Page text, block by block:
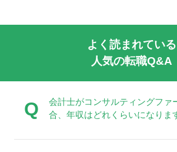
よく読まれている
人気の転職Q&A
Q
会計士がコンサルティングファ
合、年収はどれくらいになりま